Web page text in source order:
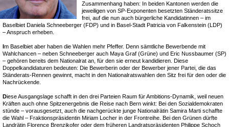
Zusammenhang haben: In beiden Kantonen werden die
jeweiligen von SP-Exponenten besetzten Ständeratssitze
frei, auf die nun auch bürgerliche Kandidatinnen – im
Baselbiet Daniela Schneeberger (FDP) und in Basel-Stadt Patricia von Falkenstein (LDP)
– Anspruch erheben.
Im Baselbiet aber haben die Wahlen mehr Pfeffer. Denn sämtliche Bewerbende mit
Wahlchancen – neben Schneeberger auch Maya Graf (Grüne) und Eric Nussbaumer (SP)
– gehören bereits dem Nationalrat an, für den sie erneut kandidieren. Diese
Doppelkandidaturen bedeuten: Die Bewerberin oder der Bewerber jener Partei, die das
Ständerats-Rennen gewinnt, macht in den Nationalratswahlen den Sitz frei für den oder die
Nachrückende.
Diese Ausgangslage schafft in den drei Parteien Raum für Ambitions-Dynamik, weil neuen
Kräften auch ohne Spitzenergebnis die Reise nach Bern winkt: Bei den Sozialdemokraten
stünde – vorausgesetzt, auch die nachgerückte junge Nationalrätin Samira Marti schaffte
die Wahl – Fraktionspräsidentin Miriam Locher in der Frontreihe. Bei den Grünen dürfte
Landrätin Florence Brenzikofer oder dem früheren Landratspräsidenten Philippe Schoch